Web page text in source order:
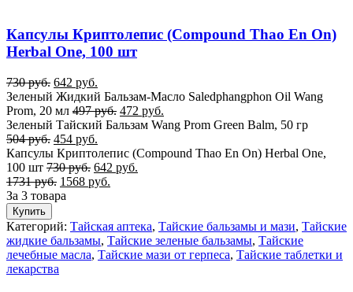
Капсулы Криптолепис (Compound Thao En On)
Herbal One, 100 шт
730руб. 642 руб.
Зеленый Жидкий Бальзам-Масло Saledphangphon Oil Wang
Prom, 20 мл 497руб. 472 руб.
Зеленый Тайский Бальзам Wang Prom Green Balm, 50 гр
504руб. 454 руб.
Капсулы Криптолепис (Compound Thao En On) Herbal One,
100 шт 730руб. 642 руб.
1731руб. 1568 руб.
За 3 товара
Купить
Категорий: Тайская аптека, Тайские бальзамы и мази, Тайские
жидкие бальзамы, Тайские зеленые бальзамы, Тайские
лечебные масла, Тайские мази от герпеса, Тайские таблетки и
лекарства